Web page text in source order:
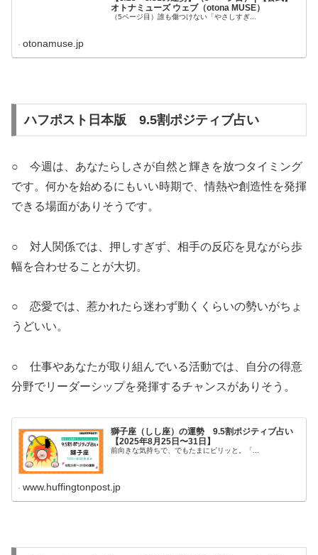
オトナミューズ ウェブ（otona MUSE）
（5ページ目）誰も傷つけない「やさしすぎ...
otonamuse.jp
ハフポスト日本版 9.5割ポジティブ占い
○ 今週は、あなたらしさが自然と輝きを放つタイミング
です。何かを始めるにもいい時期で、情熱や創造性を発揮
できる場面がありそうです。
○ 対人関係では、押しすぎず、相手の反応を見ながら歩
幅を合わせることが大切。
○ 恋愛では、惹かれたら迷わず動くくらいの勢いがちょ
うどいい。
○ 仕事やあなたが取り組んでいる活動では、自分の得意
分野でリーダーシップを発揮するチャンスがありそう。
獅子座（しし座）の運勢 9.5割ポジティブ占い
【2025年8月25日〜31日】
前向きな気持ちで、でもたまにピリッと。「...
www.huffingtonpost.jp